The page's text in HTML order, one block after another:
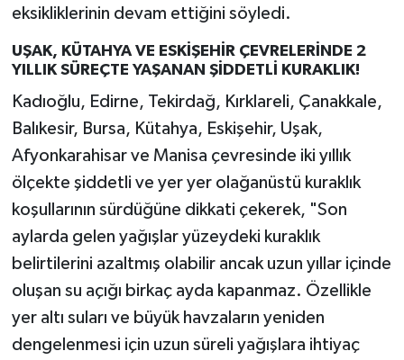
eksikliklerinin devam ettiğini söyledi.
UŞAK, KÜTAHYA VE ESKİŞEHİR ÇEVRELERİNDE 2
YILLIK SÜREÇTE YAŞANAN ŞİDDETLİ KURAKLIK!
Kadıoğlu, Edirne, Tekirdağ, Kırklareli, Çanakkale,
Balıkesir, Bursa, Kütahya, Eskişehir, Uşak,
Afyonkarahisar ve Manisa çevresinde iki yıllık
ölçekte şiddetli ve yer yer olağanüstü kuraklık
koşullarının sürdüğüne dikkati çekerek, "Son
aylarda gelen yağışlar yüzeydeki kuraklık
belirtilerini azaltmış olabilir ancak uzun yıllar içinde
oluşan su açığı birkaç ayda kapanmaz. Özellikle
yer altı suları ve büyük havzaların yeniden
dengelenmesi için uzun süreli yağışlara ihtiyaç